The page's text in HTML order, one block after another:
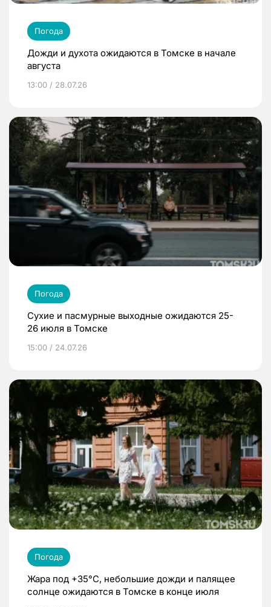
Погода
Дожди и духота ожидаются в Томске в начале
августа
13:00 / 28.07.26
Погода
Сухие и пасмурные выходные ожидаются 25-
26 июля в Томске
15:00 / 24.07.26
Погода
Жара под +35°С, небольшие дожди и палящее
солнце ожидаются в Томске в конце июля